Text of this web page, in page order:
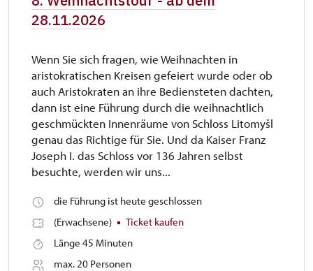
28.11.2026
Wenn Sie sich fragen, wie Weihnachten in
aristokratischen Kreisen gefeiert wurde oder ob
auch Aristokraten an ihre Bediensteten dachten,
dann ist eine Führung durch die weihnachtlich
geschmückten Innenräume von Schloss Litomyšl
genau das Richtige für Sie. Und da Kaiser Franz
Joseph I. das Schloss vor 136 Jahren selbst
besuchte, werden wir uns...
die Führung ist heute geschlossen
(Erwachsene)
Ticket kaufen
Länge 45 Minuten
max. 20 Personen